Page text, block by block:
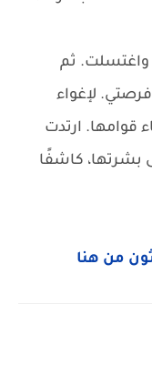
ثم
لإغواء
قوامها. ارتدت
بشرتها، كاشفًا
من هنا